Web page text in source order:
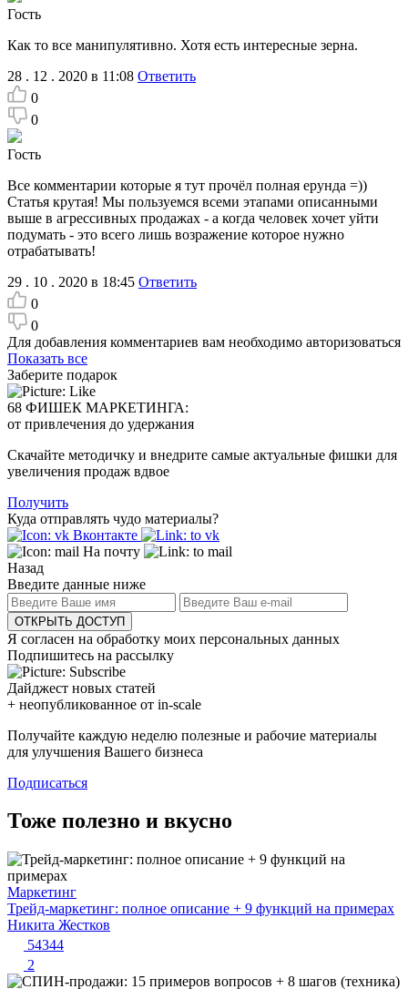
Гость
Как то все манипулятивно. Хотя есть интересные зерна.
28 . 12 . 2020 в 11:08 Ответить
0
0
Гость
Все комментарии которые я тут прочёл полная ерунда =))
Статья крутая! Мы пользуемся всеми этапами описанными
выше в агрессивных продажах - а когда человек хочет уйти
подумать - это всего лишь возражение которое нужно
отрабатывать!
29 . 10 . 2020 в 18:45 Ответить
0
0
Для добавления комментариев вам необходимо авторизоваться
Показать все
Заберите подарок
68 ФИШЕК МАРКЕТИНГА:
от привлечения до удержания
Скачайте методичку и внедрите самые актуальные фишки для
увеличения продаж вдвое
Получить
Куда отправлять чудо материалы?
Вконтакте
На почту
Назад
Введите данные ниже
ОТКРЫТЬ ДОСТУП
Я согласен на обработку моих персональных данных
Подпишитесь на рассылку
Дайджест новых статей
+ неопубликованное от in-scale
Получайте каждую неделю полезные и рабочие материалы
для улучшения Вашего бизнеса
Подписаться
Тоже полезно и вкусно
Маркетинг
Трейд-маркетинг: полное описание + 9 функций на примерах
Никита Жестков
54344
2